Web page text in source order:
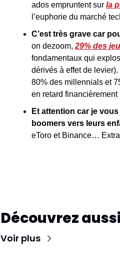
ados empruntent sur la
l’euphorie du marché
C’est très grave car
on dezoom, 29% des
fondamentaux qui
dérivés à effet de
80% des millennials et
en retard financièrement
Et attention car je
boomers vers leurs
eToro et Binance…
Découvrez
Voir plus